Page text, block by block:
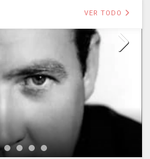
VER TODO